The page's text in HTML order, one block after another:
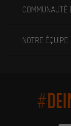
NOTRE ÉQUIPE